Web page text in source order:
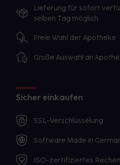
Lieferung für sofort
selben Tag möglich
Freie Wahl der Apotheke
Große Auswahl an
Sicher einkaufen
SSL-Verschlüsselung
Software Made in
ISO-zertifiziertes